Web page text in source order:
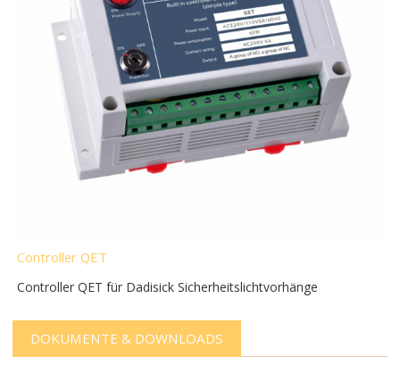
Controller QET
Controller QET für Dadisick Sicherheitslichtvorhänge
DOKUMENTE & DOWNLOADS